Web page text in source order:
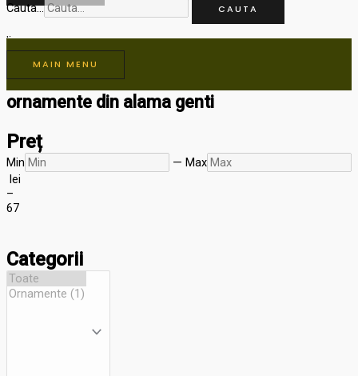
Cauta... CAUTA
MAIN MENU
ornamente din alama genti
Preț
Min — Max
lei
–
67
Categorii